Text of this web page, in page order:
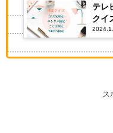
テレ
クイ
ス